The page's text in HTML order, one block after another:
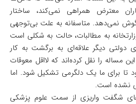
معترض همراهی نمی‌کند، ساختار
گوش نمی‌دهد. متاسفانه به علت بی‌توجهی
به مطالبات، حالت به شکلی است
دولتی دیگر علاقه‌ای به برگشت به کار
مساله را نقل کرده‌اند که لااقل معوقات
تا برای ما یک دلگرمی تشکیل شود. اما
نشده است.
شگفت واریزی از سمت علوم پزشکی